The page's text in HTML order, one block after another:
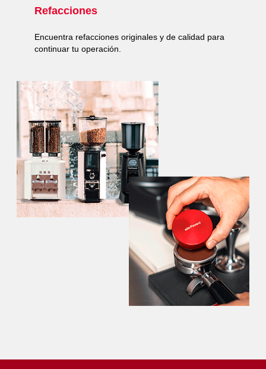
Refacciones
Encuentra refacciones originales y de calidad para
continuar tu operación.